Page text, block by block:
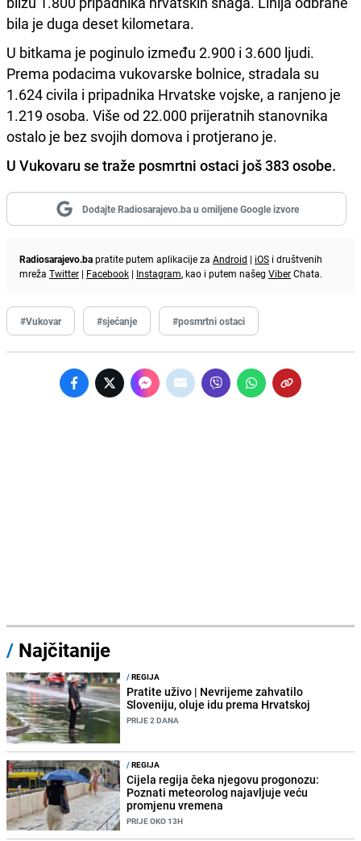
bila je duga deset kilometara.
U bitkama je poginulo između 2.900 i 3.600 ljudi.
Prema podacima vukovarske bolnice, stradala su
1.624 civila i pripadnika Hrvatske vojske, a ranjeno je
1.219 osoba. Više od 22.000 prijeratnih stanovnika
ostalo je bez svojih domova i protjerano je.
U Vukovaru se traže posmrtni ostaci još 383 osobe.
Dodajte Radiosarajevo.ba u omiljene Google izvore
Radiosarajevo.bapratite putem aplikacije za Android | iOS i društvenih
mreža Twitter | Facebook | Instagram, kao i putem našeg ViberChata.
#Vukovar #sjećanje #posmrtni ostaci
/ Najčitanije
/REGIJA
Pratite uživo | Nevrijeme zahvatilo
Sloveniju, oluje idu prema Hrvatskoj
PRIJE 2 DANA
/REGIJA
Cijela regija čeka njegovu progonozu:
Poznati meteorolog najavljuje veću
promjenu vremena
PRIJE OKO 13H